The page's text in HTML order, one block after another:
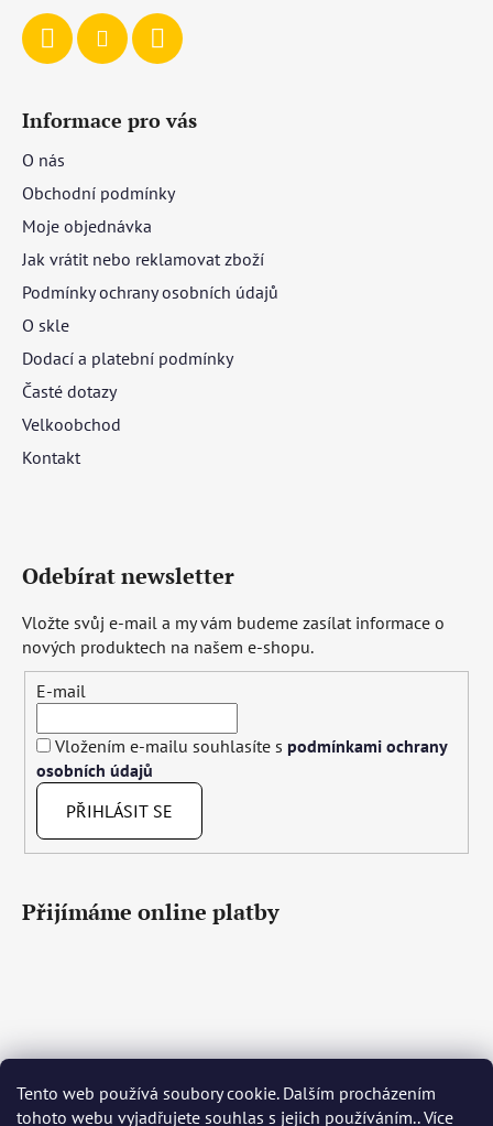
Tento web používá soubory cookie. Dalším procházením
tohoto webu vyjadřujete souhlas s jejich používáním.. Více
Informace pro vás
O nás
Obchodní podmínky
Moje objednávka
Jak vrátit nebo reklamovat zboží
Podmínky ochrany osobních údajů
O skle
Dodací a platební podmínky
Časté dotazy
Velkoobchod
Kontakt
Odebírat newsletter
Vložte svůj e-mail a my vám budeme zasílat informace o
nových produktech na našem e-shopu.
E-mail
Vložením e-mailu souhlasíte s podmínkami ochrany
osobních údajů
PŘIHLÁSIT SE
Přijímáme online platby
Čeština Slovenčina English Deutsch Magyar
Język polski Română Italiano Español Français